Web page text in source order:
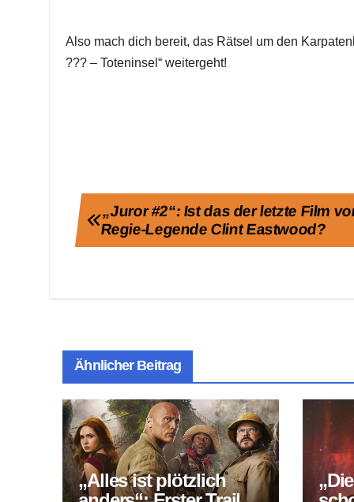
Also mach dich bereit, das Rätsel um den
??? – Toteninsel“ weitergeht!
Beitragsnavigation
„Juror #2“: Ist das der letzte Film
Regie-Legende Clint Eastwood?
Ähnlicher Beitrag
„Alles ist plötzlich